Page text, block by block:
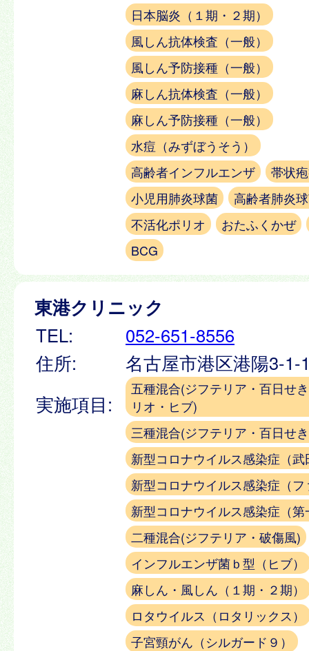
日本脳炎（１期・２期）
風しん抗体検査（一般）
風しん予防接種（一般）
麻しん抗体検査（一般）
麻しん予防接種（一般）
水痘（みずぼうそう）
高齢者インフルエンザ
帯状
小児用肺炎球菌
高齢者肺炎
不活化ポリオ
おたふくかぜ
BCG
東港クリニック
TEL:
052-651-8556
住所:
名古屋市港区港陽3-
実施項目:
五種混合(ジフテリア・百日せ
リオ・ヒブ)
三種混合(ジフテリア・百日せ
新型コロナウイルス感染症（
新型コロナウイルス感染症（
新型コロナウイルス感染症（
二種混合(ジフテリア・破傷風)
インフルエンザ菌ｂ型（ヒブ）
麻しん・風しん（１期・２期）
ロタウイルス（ロタリックス）
子宮頸がん（シルガード９）